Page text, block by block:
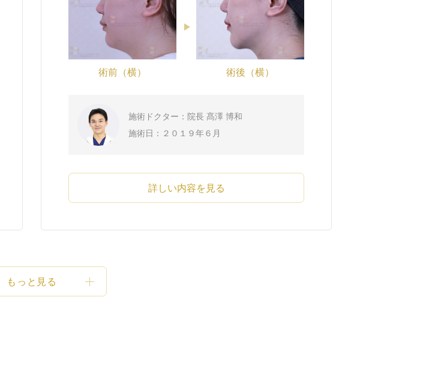
術前（横） 術後（横）
施術ドクター：院長 髙澤 博和
施術日：２０１９年６月
詳しい内容を見る
もっと見る